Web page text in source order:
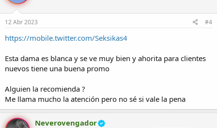
12 Abr 2023 #4
https://mobile.twitter.com/Seksikas4
Esta dama es blanca y se ve muy bien y ahorita para clientes
nuevos tiene una buena promo
Alguien la recomienda ?
Me llama mucho la atención pero no sé si vale la pena
Neverovengador